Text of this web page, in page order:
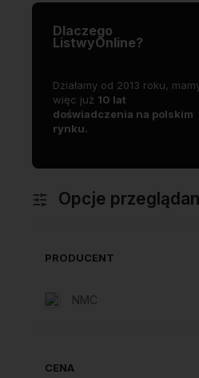
Dlaczego
ListwyOnline?
Działamy od 2013 roku,
więc już 10 lat
doświadczenia na polskim
rynku.
Opcje
PRODUCENT
NMC
CENA